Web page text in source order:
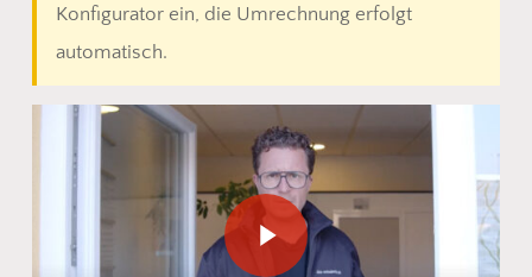
Konfigurator ein, die Umrechnung erfolgt
automatisch.
Play Video